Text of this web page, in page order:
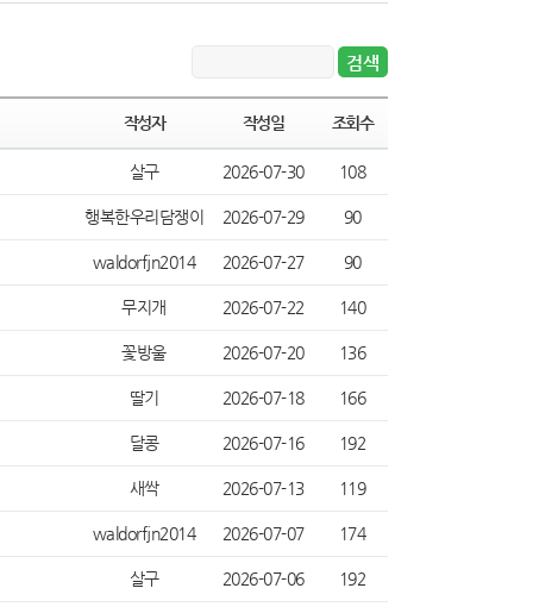
작성자 작성일 조회수
살구 2026-07-30 108
행복한우리담쟁이 2026-07-29 90
waldorfjn2014 2026-07-27 90
무지개 2026-07-22 140
꽃방울 2026-07-20 136
딸기 2026-07-18 166
달콩 2026-07-16 192
새싹 2026-07-13 119
waldorfjn2014 2026-07-07 174
살구 2026-07-06 192